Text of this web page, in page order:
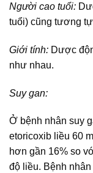
Người cao tuổi:
tuổi) cũng tương
Giới tính: Dược
như nhau.
Suy gan:
Ở bệnh nhân suy
etoricoxib liều 60
hơn gần 16% so
độ liều. Bệnh